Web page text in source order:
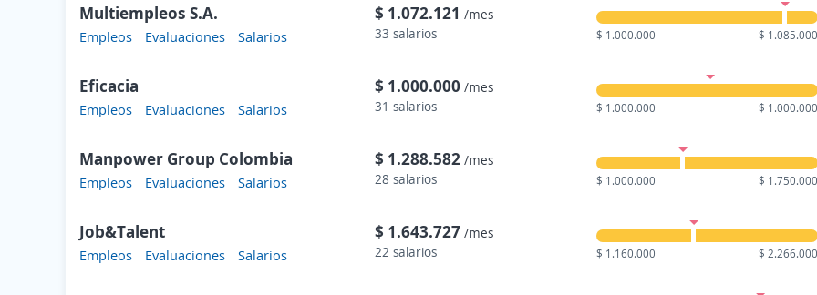
Multiempleos S.A.
Empleos Evaluaciones Salarios
$ 1.072.121 /mes
33 salarios
$ 1.000.000 $ 1.085.000
Eficacia
Empleos Evaluaciones Salarios
$ 1.000.000 /mes
31 salarios
$ 1.000.000 $ 1.000.000
Manpower Group Colombia
Empleos Evaluaciones Salarios
$ 1.288.582 /mes
28 salarios
$ 1.000.000 $ 1.750.000
Job&Talent
Empleos Evaluaciones Salarios
$ 1.643.727 /mes
22 salarios
$ 1.160.000 $ 2.266.000